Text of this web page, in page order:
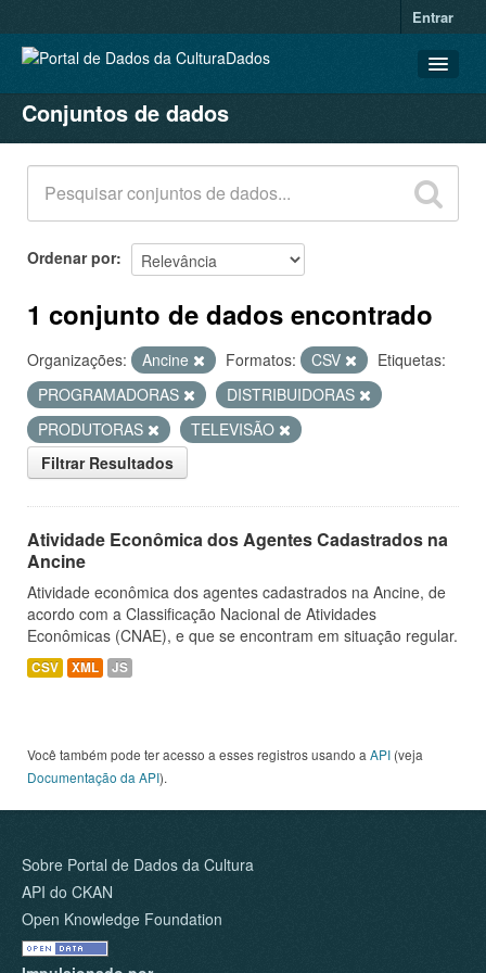
Entrar
CONJUNTOS DE DADOS
ORGANIZAÇÕES
GRUPOS
SOBRE
Conjuntos de dados
Ordenar por
1 conjunto de dados encontrado
Organizações: Ancine Formatos: CSV
Etiquetas:
PROGRAMADORAS
DISTRIBUIDORAS
PRODUTORAS
TELEVISÃO
Filtrar Resultados
Atividade Econômica dos Agentes Cadastrados na
Ancine
Atividade econômica dos agentes cadastrados na Ancine, de
acordo com a Classificação Nacional de Atividades
Econômicas (CNAE), e que se encontram em situação regular.
CSV XML JS
Você também pode ter acesso a esses registros usando a API (veja
Documentação da API).
Sobre Portal de Dados da Cultura
API do CKAN
Open Knowledge Foundation